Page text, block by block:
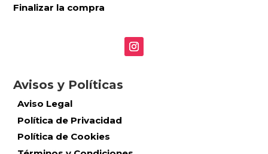
Finalizar la compra
Avisos y Políticas
Aviso Legal
Política de Privacidad
Política de Cookies